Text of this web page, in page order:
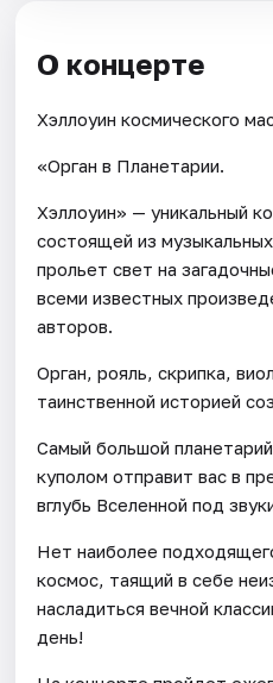
О концерте
Хэллоуин космического
«Орган в Планетарии.
Хэллоуин» — уникальный
состоящей из
прольет свет на
всеми известных
авторов.
Орган, рояль, скрипка,
таинственной историей
Самый большой
куполом отправит вас в
вглубь Вселенной под
Нет наиболее
космос, таящий в себе
насладиться вечной
день!